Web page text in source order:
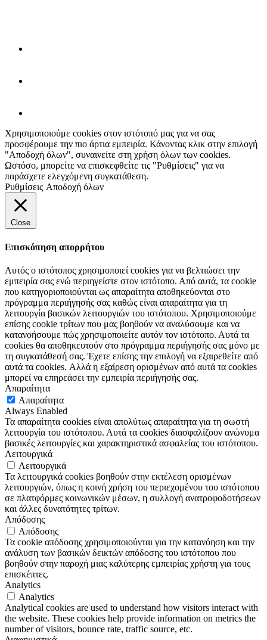
Χρησιμοποιούμε cookies στον ιστότοπό μας για να σας
προσφέρουμε την πιο άρτια εμπειρία. Κάνοντας κλικ στην επιλογή
"Αποδοχή όλων", συναινείτε στη χρήση όλων των cookies.
Ωστόσο, μπορείτε να επισκεφθείτε τις "Ρυθμίσεις" για να
παράσχετε ελεγχόμενη συγκατάθεση.
Ρυθμίσεις Αποδοχή όλων
Close
Επισκόπηση απορρήτου
Αυτός ο ιστότοπος χρησιμοποιεί cookies για να βελτιώσει την
εμπειρία σας ενώ περιηγείστε στον ιστότοπο. Από αυτά, τα cookie
που κατηγοριοποιούνται ως απαραίτητα αποθηκεύονται στο
πρόγραμμα περιήγησής σας καθώς είναι απαραίτητα για τη
λειτουργία βασικών λειτουργιών του ιστότοπου. Χρησιμοποιούμε
επίσης cookie τρίτων που μας βοηθούν να αναλύσουμε και να
κατανοήσουμε πώς χρησιμοποιείτε αυτόν τον ιστότοπο. Αυτά τα
cookies θα αποθηκευτούν στο πρόγραμμα περιήγησής σας μόνο με
τη συγκατάθεσή σας. Έχετε επίσης την επιλογή να εξαιρεθείτε από
αυτά τα cookies. Αλλά η εξαίρεση ορισμένων από αυτά τα cookies
μπορεί να επηρεάσει την εμπειρία περιήγησής σας.
Απαραίτητα
Απαραίτητα
Always Enabled
Τα απαραίτητα cookies είναι απολύτως απαραίτητα για τη σωστή
λειτουργία του ιστότοπου. Αυτά τα cookies διασφαλίζουν ανώνυμα
βασικές λειτουργίες και χαρακτηριστικά ασφαλείας του ιστότοπου.
Λειτουργικά
Λειτουργικά
Τα λειτουργικά cookies βοηθούν στην εκτέλεση ορισμένων
λειτουργιών, όπως η κοινή χρήση του περιεχομένου του ιστότοπου
σε πλατφόρμες κοινωνικών μέσων, η συλλογή ανατροφοδοτήσεων
και άλλες δυνατότητες τρίτων.
Απόδοσης
Απόδοσης
Τα cookie απόδοσης χρησιμοποιούνται για την κατανόηση και την
ανάλυση των βασικών δεικτών απόδοσης του ιστότοπου που
βοηθούν στην παροχή μιας καλύτερης εμπειρίας χρήστη για τους
επισκέπτες.
Analytics
Analytics
Analytical cookies are used to understand how visitors interact with
the website. These cookies help provide information on metrics the
number of visitors, bounce rate, traffic source, etc.